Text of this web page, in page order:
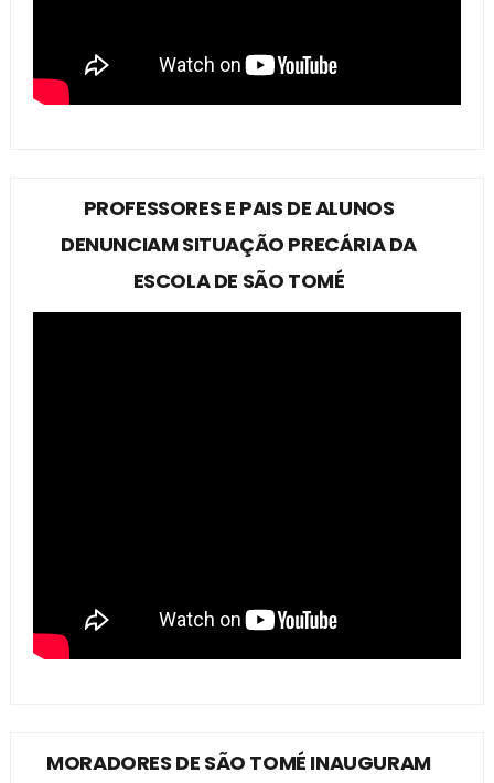
PROFESSORES E PAIS DE ALUNOS
DENUNCIAM SITUAÇÃO PRECÁRIA DA
ESCOLA DE SÃO TOMÉ
MORADORES DE SÃO TOMÉ INAUGURAM